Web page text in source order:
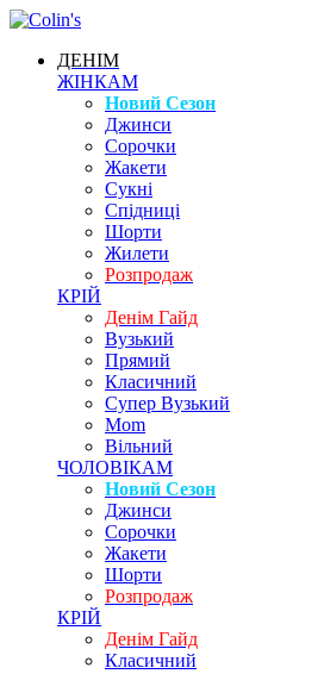
ДЕНІМ
ЖІНКАМ
Новий Сезон
Джинси
Сорочки
Жакети
Сукні
Спідниці
Шорти
Жилети
Розпродаж
КРІЙ
Денім Гайд
Вузький
Прямий
Класичний
Супер Вузький
Mom
Вільний
ЧОЛОВІКАМ
Новий Сезон
Джинси
Сорочки
Жакети
Шорти
Розпродаж
КРІЙ
Денім Гайд
Класичний